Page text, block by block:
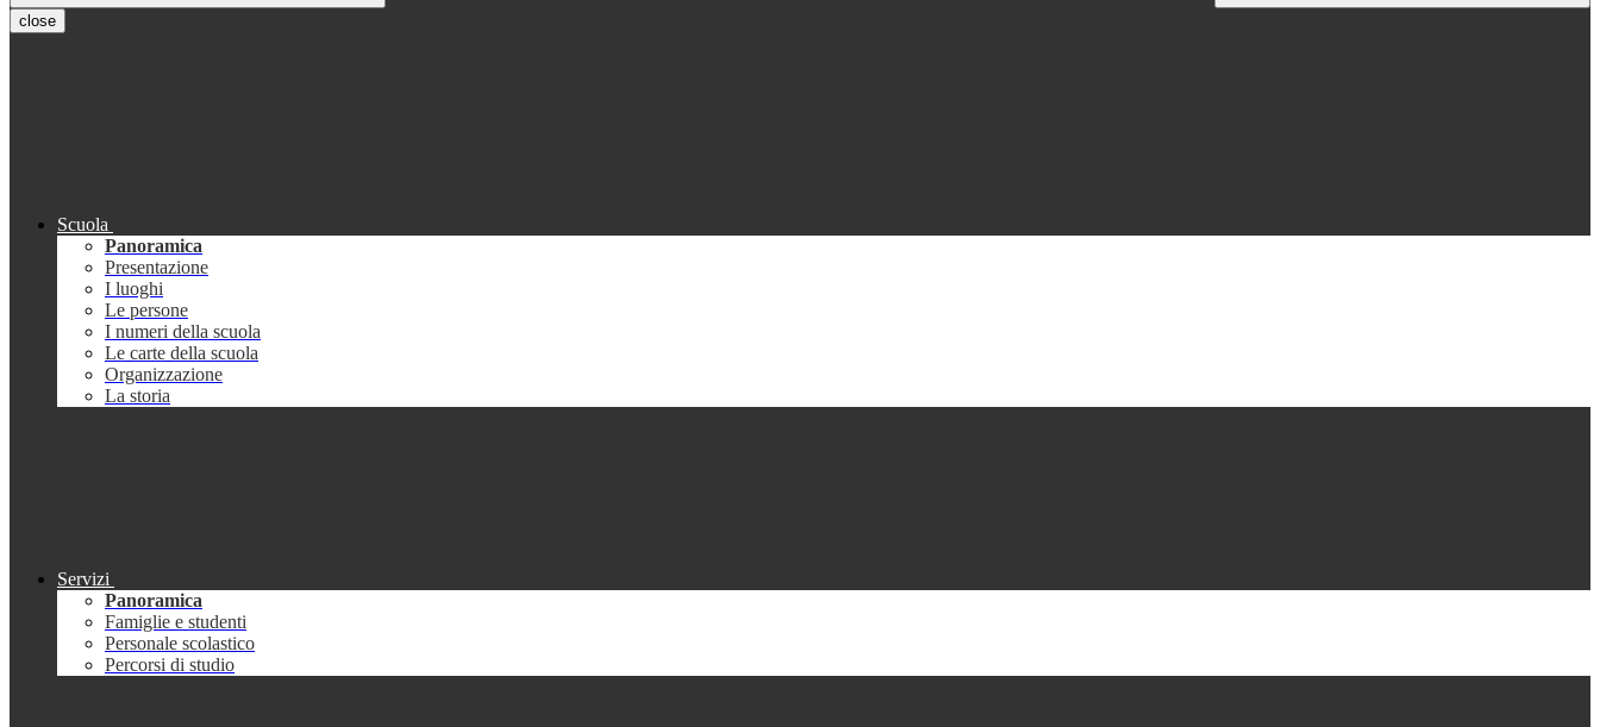
close
Scuola
Panoramica
Presentazione
I luoghi
Le persone
I numeri della scuola
Le carte della scuola
Organizzazione
La storia
Servizi
Panoramica
Famiglie e studenti
Personale scolastico
Percorsi di studio